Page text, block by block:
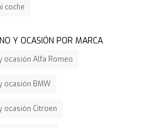
coche
Y OCASIÓN POR MARCA
ocasión Alfa Romeo
ocasión BMW
ocasión Citroen